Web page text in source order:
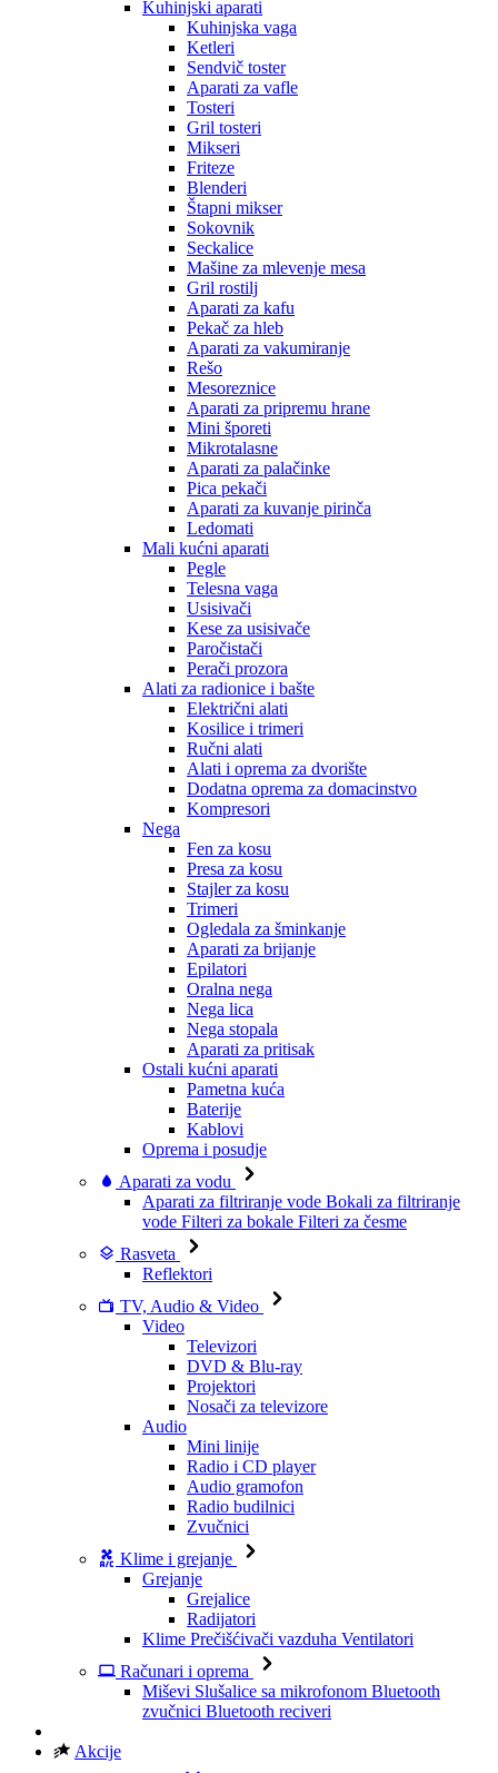
Kuhinjski aparati
Kuhinjska vaga
Ketleri
Sendvič toster
Aparati za vafle
Tosteri
Gril tosteri
Mikseri
Friteze
Blenderi
Štapni mikser
Sokovnik
Seckalice
Mašine za mlevenje mesa
Gril rostilj
Aparati za kafu
Pekač za hleb
Aparati za vakumiranje
Rešo
Mesoreznice
Aparati za pripremu hrane
Mini šporeti
Mikrotalasne
Aparati za palačinke
Pica pekači
Aparati za kuvanje pirinča
Ledomati
Mali kućni aparati
Pegle
Telesna vaga
Usisivači
Kese za usisivače
Paročistači
Perači prozora
Alati za radionice i bašte
Električni alati
Kosilice i trimeri
Ručni alati
Alati i oprema za dvorište
Dodatna oprema za domacinstvo
Kompresori
Nega
Fen za kosu
Presa za kosu
Stajler za kosu
Trimeri
Ogledala za šminkanje
Aparati za brijanje
Epilatori
Oralna nega
Nega lica
Nega stopala
Aparati za pritisak
Ostali kućni aparati
Pametna kuća
Baterije
Kablovi
Oprema i posudje
Aparati za vodu
Aparati za filtriranje vode Bokali za filtriranje
vode Filteri za bokale Filteri za česme
Rasveta
Reflektori
TV, Audio & Video
Video
Televizori
DVD & Blu-ray
Projektori
Nosači za televizore
Audio
Mini linije
Radio i CD player
Audio gramofon
Radio budilnici
Zvučnici
Klime i grejanje
Grejanje
Grejalice
Radijatori
Klime Prečišćivači vazduha Ventilatori
Računari i oprema
Miševi Slušalice sa mikrofonom Bluetooth
zvučnici Bluetooth reciveri
Akcije